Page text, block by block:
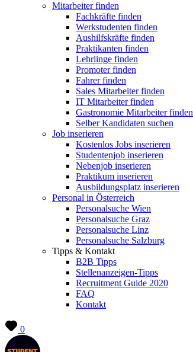
Mitarbeiter finden
Fachkräfte finden
Werkstudenten finden
Aushilfskräfte finden
Praktikanten finden
Lehrlinge finden
Promoter finden
Fahrer finden
Sales Mitarbeiter finden
IT Mitarbeiter finden
Gastronomie Mitarbeiter finden
Selber Kandidaten suchen
Job inserieren
Kostenlos Jobs inserieren
Studentenjob inserieren
Nebenjob inserieren
Praktikum inserieren
Ausbildungsplatz inserieren
Personal in Österreich
Personalsuche Wien
Personalsuche Graz
Personalsuche Linz
Personalsuche Salzburg
Tipps & Kontakt
B2B Tipps
Stellenanzeigen-Tipps
Recruitment Guide 2020
FAQ
Kontakt
0